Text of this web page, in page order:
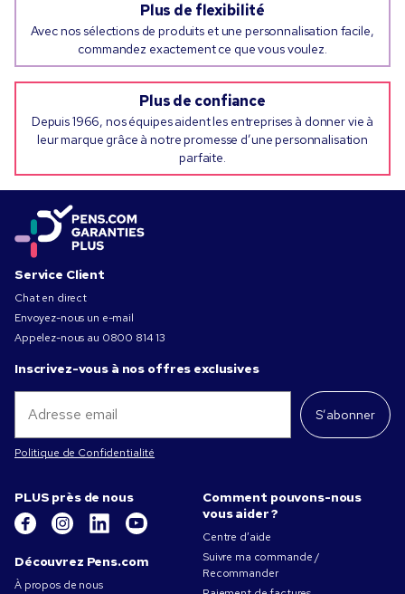
Plus de flexibilité
Avec nos sélections de produits et une personnalisation facile,
commandez exactement ce que vous voulez.
Plus de confiance
Depuis 1966, nos équipes aident les entreprises à donner vie à
leur marque grâce à notre promesse d’une personnalisation
parfaite.
Service Client
Chat en direct
Envoyez-nous un e-mail
Appelez-nous au 0800 814 13
Inscrivez-vous à nos offres exclusives
S’abonner
Politique de Confidentialité
PLUS près de nous
Découvrez Pens.com
À propos de nous
Comment pouvons-nous
vous aider ?
Centre d’aide
Suivre ma commande /
Recommander